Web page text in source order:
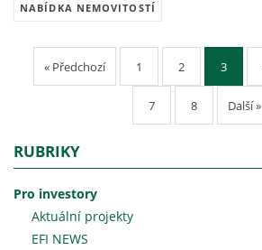
NABÍDKA NEMOVITOSTÍ
« Předchozí 1 2 3
7 8 Další »
RUBRIKY
Pro investory
Aktuální projekty
EFI NEWS